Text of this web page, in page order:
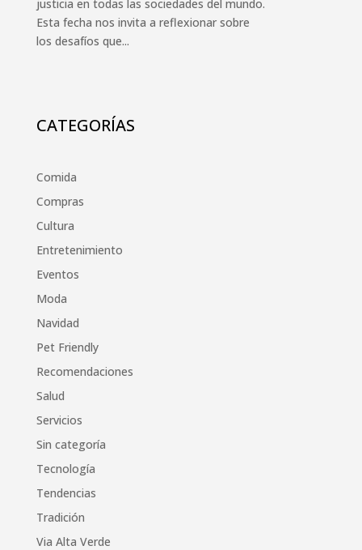
justicia en todas las sociedades del mundo.
Esta fecha nos invita a reflexionar sobre
los desafíos que...
CATEGORÍAS
Comida
Compras
Cultura
Entretenimiento
Eventos
Moda
Navidad
Pet Friendly
Recomendaciones
Salud
Servicios
Sin categoría
Tecnología
Tendencias
Tradición
Via Alta Verde